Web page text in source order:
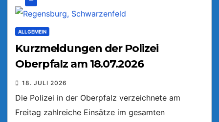
ALLGEMEIN
Kurzmeldungen der Polizei
Oberpfalz am 18.07.2026
18. JULI 2026
Die Polizei in der Oberpfalz verzeichnete am
Freitag zahlreiche Einsätze im gesamten